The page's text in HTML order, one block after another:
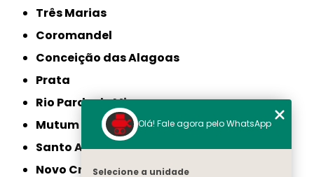
Três Marias
Coromandel
Conceição das Alagoas
Prata
Rio Pardo de Minas
Mutum
Santo Antônio do Monte
Novo Cruzeiro
Olá! Fale agora pelo WhatsApp
Selecione a unidade